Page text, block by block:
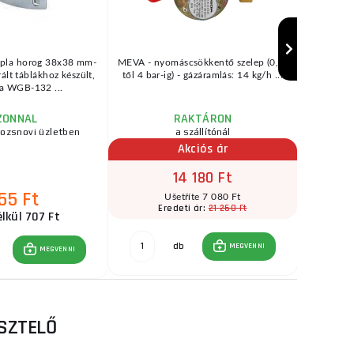
horog 38x38 mm-
táblákhoz készült,
WGB-132 ...
üzletben
Ft
707 Ft
MEGVENNI
MEVA - nyomáscsökkentő szelep (0,5-
től 4 bar-ig) - gázáramlás: 14 kg/h ...
RAKTÁRON
a szállítónál
Akciós ár
14 180 Ft
Ušetříte 7 080 Ft
Eredeti ár:21 260 Ft
db MEGVENNI